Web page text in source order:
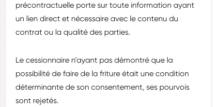
précontractuelle porte sur toute information ayant
un lien direct et nécessaire avec le contenu du
contrat ou la qualité des parties.
Le cessionnaire n’ayant pas démontré que la
possibilité de faire de la friture était une condition
déterminante de son consentement, ses pourvois
sont rejetés.